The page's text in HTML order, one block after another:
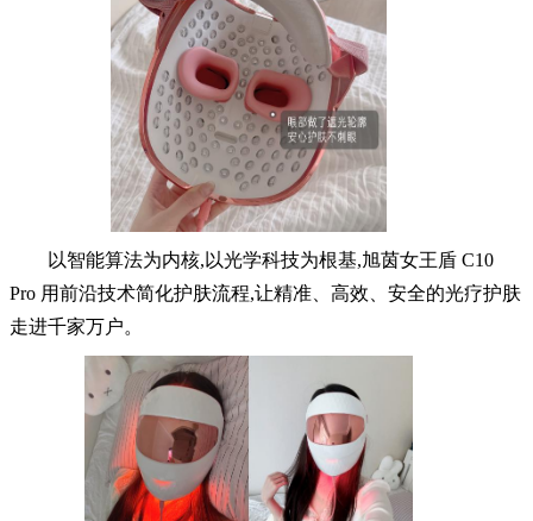
以智能算法为内核,以光学科技为根基,旭茵女王盾 C10
Pro 用前沿技术简化护肤流程,让精准、高效、安全的光疗护肤
走进千家万户。